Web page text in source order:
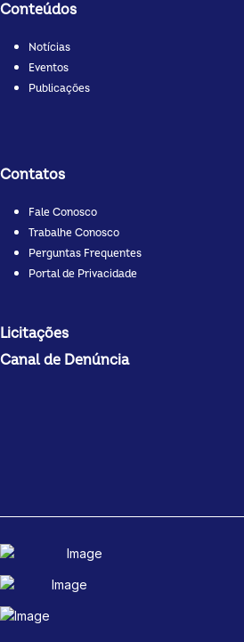
Conteúdos
Notícias
Eventos
Publicações
Contatos
Fale Conosco
Trabalhe Conosco
Perguntas Frequentes
Portal de Privacidade
Licitações
Canal de Denúncia